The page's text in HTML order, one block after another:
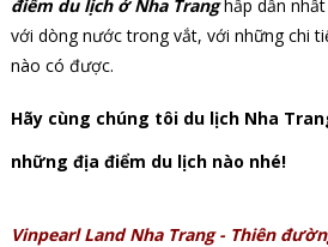
điểm du lịch ở Nha Tranghấp dẫn
với dòng nước trong vắt, với những chi
nào có được.
Hãy cùng chúng tôi du lịch Nha
những địa điểm du lịch nào nhé!
Vinpearl Land Nha Trang - Thiên